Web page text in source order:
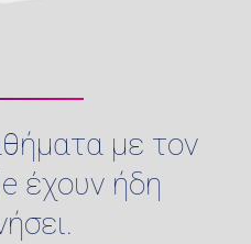
με τον
έχουν ήδη